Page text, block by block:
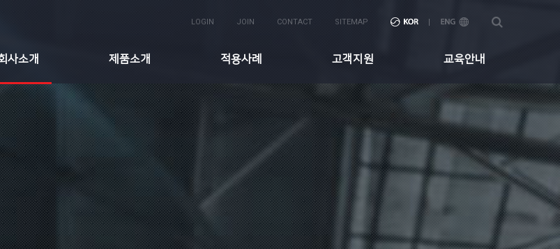
LOGIN JOIN CONTACT SITEMAP
사소개 제품소개 적용사례 고객지원 교육안내